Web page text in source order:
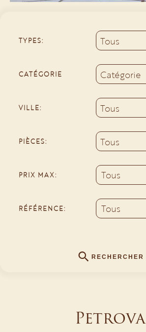
TYPES: Tous
CATÉGORIE Catégorie
VILLE: Tous
PIÈCES: Tous
PRIX MAX:
RÉFÉRENCE:
RECHERCHER
Petrova